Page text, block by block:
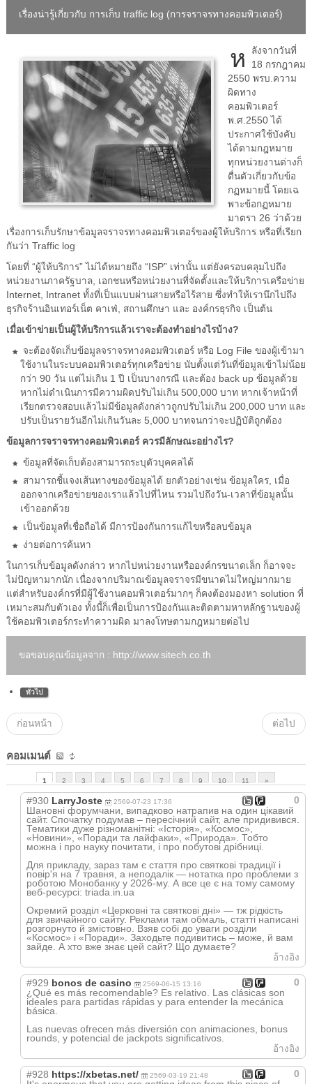
เรื่องน่ารู้เกี่ยวกับ การเก็บ traffic log (การจราจรทางคอมพิวเตอร์)
ห
ลังจากวันที่
18 กรกฎาคม
2550 พรบ.ความ
ผิดทาง
คอมพิวเตอร์
พ.ศ.2550 ได้
ประกาศใช้บังคับ
ได้ตามกฎหมาย
ทุกหน่วยงานต่างก็
ตื่นตัวเกี่ยวกับข้อ
กฏหมายนี้ โดยเฉ
พาะข้อกฏหมาย
มาตรา 26 ว่าด้วย
เรื่องการเก็บรักษาข้อมูลจราจรทางคอมพิวเตอร์ของผู้ให้บริการ หรือที่เรียก
กันว่า Traffic log
โดยที่ “ผู้ให้บริการ” ไม่ได้หมายถึง “ISP” เท่านั้น แต่ยังครอบคลุมไปถึง
หน่วยงานภาครัฐบาล, เอกชนหรือหน่วยงานที่จัดตั้งและให้บริการเครือข่าย
Internet, Intranet ทั้งที่เป็นแบบผ่านสายหรือไร้สาย ซึ่งทำให้เรานึกไปถึง
ธุรกิจร้านอินเทอร์เน็ต คาเฟ่, สถานศึกษา และ องค์กรธุรกิจ เป็นต้น
เมื่อเข้าข่ายเป็นผู้ให้บริการแล้วเราจะต้องทำอย่างไรบ้าง?
จะต้องจัดเก็บข้อมูลจราจรทางคอมพิวเตอร์ หรือ Log File ของผู้เข้ามา
ใช้งานในระบบคอมพิวเตอร์ทุกเครือข่าย นับตั้งแต่วันที่ข้อมูลเข้าไม่น้อย
กว่า 90 วัน แต่ไม่เกิน 1 ปี เป็นบางกรณี และต้อง back up ข้อมูลด้วย
หากไม่ดำเนินการมีความผิดปรับไม่เกิน 500,000 บาท หากเจ้าหน้าที่
เรียกตรวจสอบแล้วไม่มีข้อมูลดังกล่าวถูกปรับไม่เกิน 200,000 บาท และ
ปรับเป็นรายวันอีกไม่เกินวันละ 5,000 บาทจนกว่าจะปฏิบัติถูกต้อง
ข้อมูลการจราจรทางคอมพิวเตอร์ ควรมีลักษณะอย่างไร?
ข้อมูลที่จัดเก็บต้องสามารถระบุตัวบุคคลได้
สามารถชี้แจงเส้นทางของข้อมูลได้ ยกตัวอย่างเช่น ข้อมูลใคร, เมื่อ
ออกจากเครือข่ายของเราแล้วไปที่ไหน รวมไปถึงวัน-เวลาที่ข้อมูลนั้น
เข้าออกด้วย
เป็นข้อมูลที่เชื่อถือได้ มีการป้องกันการแก้ไขหรือลบข้อมูล
ง่ายต่อการค้นหา
ในการเก็บข้อมูลดังกล่าว หากไปหน่วยงานหรือองค์กรขนาดเล็ก ก็อาจจะ
ไม่ปัญหามากนัก เนื่องจากปริมาณข้อมูลจราจรมีขนาดไม่ใหญ่มากมาย
แต่สำหรับองค์กรที่มีผู้ใช้งานคอมพิวเตอร์มากๆ ก็คงต้องมองหา solution ที่
เหมาะสมกับตัวเอง ทั้งนี้ก็เพื่อเป็นการป้องกันและติดตามหาหลักฐานของผู้
ใช้คอมพิวเตอร์กระทำความผิด มาลงโทษตามกฎหมายต่อไป
ขอขอบคุณข้อมูลจาก : http://www.sitech.co.th
ทั่วไป
ก่อนหน้า ต่อไป
คอมเมนต์
1 2 3 4 5 6 7 8 9 10 11 »
0
#930 LarryJoste 2569-07-23 17:36
Шановні форумчани, випадково натрапив на один цікавий
сайт. Спочатку подумав – пересічний сайт, але придивився.
Тематики дуже різноманітні: «Історія», «Космос»,
«Новини», «Поради та лайфаки», «Природа». Тобто
можна і про науку почитати, і про побутові дрібниці.
Для прикладу, зараз там є стаття про святкові традиції і
повір'я на 7 травня, а неподалік — нотатка про проблеми з
роботою Монобанку у 2026-му. А все це є на тому самому
веб-ресурсі: triada.in.ua
Окремий розділ «Церковні та святкові дні» — тж рідкість
для звичайного сайту. Реклами там обмаль, статті написані
розгорнуто й змістовно. Взяв собі до уваги розділи
«Космос» і «Поради». Заходьте подивитись – може, й вам
зайде. А хто вже знає цей сайт? Що думаєте?
อ้างอิง
0
#929 bonos de casino 2569-06-15 13:16
¿Qué es más recomendable? Es relativo. Las clásicas son
ideales para partidas rápidas y para entender la mecánica
básica.
Las nuevas ofrecen más diversión con animaciones, bonus
rounds, y potencial de jackpots significativos.
อ้างอิง
0
#928 https://xbetas.net/ 2569-03-19 21:48